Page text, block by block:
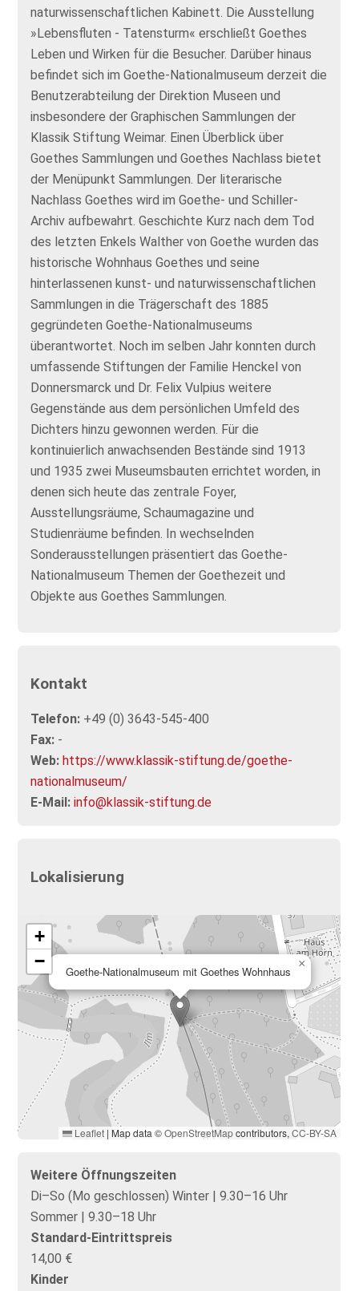
naturwissenschaftlichen Kabinett. Die Ausstellung
»Lebensfluten - Tatensturm« erschließt Goethes
Leben und Wirken für die Besucher. Darüber hinaus
befindet sich im Goethe-Nationalmuseum derzeit die
Benutzerabteilung der Direktion Museen und
insbesondere der Graphischen Sammlungen der
Klassik Stiftung Weimar. Einen Überblick über
Goethes Sammlungen und Goethes Nachlass bietet
der Menüpunkt Sammlungen. Der literarische
Nachlass Goethes wird im Goethe- und Schiller-
Archiv aufbewahrt. Geschichte Kurz nach dem Tod
des letzten Enkels Walther von Goethe wurden das
historische Wohnhaus Goethes und seine
hinterlassenen kunst- und naturwissenschaftlichen
Sammlungen in die Trägerschaft des 1885
gegründeten Goethe-Nationalmuseums
überantwortet. Noch im selben Jahr konnten durch
umfassende Stiftungen der Familie Henckel von
Donnersmarck und Dr. Felix Vulpius weitere
Gegenstände aus dem persönlichen Umfeld des
Dichters hinzu gewonnen werden. Für die
kontinuierlich anwachsenden Bestände sind 1913
und 1935 zwei Museumsbauten errichtet worden, in
denen sich heute das zentrale Foyer,
Ausstellungsräume, Schaumagazine und
Studienräume befinden. In wechselnden
Sonderausstellungen präsentiert das Goethe-
Nationalmuseum Themen der Goethezeit und
Objekte aus Goethes Sammlungen.
Kontakt
Telefon: +49 (0) 3643-545-400
Fax: -
Web: https://www.klassik-stiftung.de/goethe-
nationalmuseum/
E-Mail: info@klassik-stiftung.de
Lokalisierung
Goethe-Nationalmuseum mit Goethes Wohnhaus
×
+
−
Leaflet | Map data ©OpenStreetMapcontributors,CC-BY-SA
Weitere Öffnungszeiten
Di–So (Mo geschlossen) Winter | 9.30–16 Uhr
Sommer | 9.30–18 Uhr
Standard-Eintrittspreis
14,00 €
Kinder